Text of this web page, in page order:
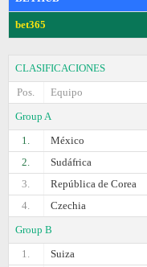
bet365
CLASIFICACIONES
Pos.
Equipo
Group A
1.
México
2.
Sudáfrica
3.
República de Corea
4.
Czechia
Group B
1.
Suiza